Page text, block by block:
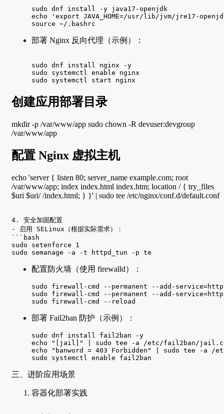
sudo dnf install -y java17-openjdk
echo 'export JAVA_HOME=/usr/lib/jvm/jre17-
source ~/.bashrc
部署 Nginx 反向代理（示例）：
sudo dnf install nginx -y
sudo systemctl enable nginx
sudo systemctl start nginx
创建应用部署目录
mkdir -p /var/www/app sudo chown -R devuser:devgroup
/var/www/app
配置 Nginx 虚拟主机
echo 'server { listen 80; server_name example.com; root
/var/www/app; index index.html index.htm; location / { try_files
$uri $uri/ /index.html; } }' | sudo tee /etc/nginx/conf.d/default.conf
4. 安全加固配置
- 启用 SELinux（根据实际需求）：
```bash
sudo setenforce 1
sudo semanage -a -t httpd_tun -p te
配置防火墙（使用 firewalld）：
sudo firewall-cmd --permanent --add-service=http
sudo firewall-cmd --permanent --add-
sudo firewall-cmd --reload
部署 Fail2ban 防护（示例）：
sudo dnf install fail2ban -y
echo "[jail]" | sudo tee -a /etc/fail2ban/
echo "banword = 403 Forbidden" | sudo tee -a
sudo systemctl enable fail2ban
三、进阶应用场景
容器化部署实践